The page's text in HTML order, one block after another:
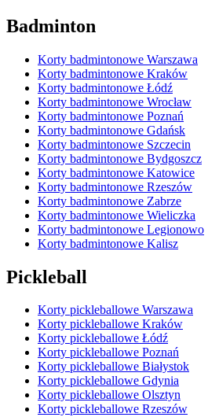
Badminton
Korty badmintonowe Warszawa
Korty badmintonowe Kraków
Korty badmintonowe Łódź
Korty badmintonowe Wrocław
Korty badmintonowe Poznań
Korty badmintonowe Gdańsk
Korty badmintonowe Szczecin
Korty badmintonowe Bydgoszcz
Korty badmintonowe Katowice
Korty badmintonowe Rzeszów
Korty badmintonowe Zabrze
Korty badmintonowe Wieliczka
Korty badmintonowe Legionowo
Korty badmintonowe Kalisz
Pickleball
Korty pickleballowe Warszawa
Korty pickleballowe Kraków
Korty pickleballowe Łódź
Korty pickleballowe Poznań
Korty pickleballowe Białystok
Korty pickleballowe Gdynia
Korty pickleballowe Olsztyn
Korty pickleballowe Rzeszów